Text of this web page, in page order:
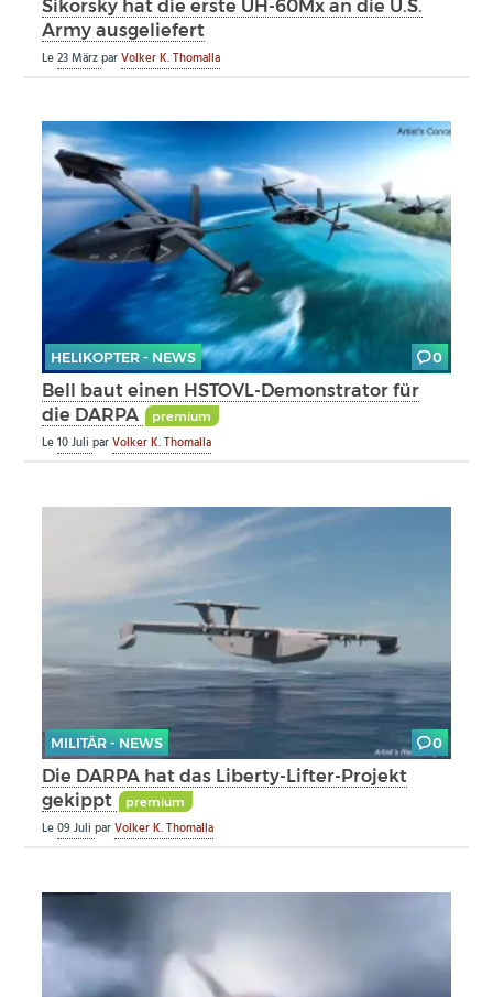
Sikorsky hat die erste UH-60Mx an die U.S.
Army ausgeliefert
Le23 MärzparVolker K. Thomalla
HELIKOPTER - NEWS 0
Bell baut einen HSTOVL-Demonstrator für
die DARPA
premium
Le10 JuliparVolker K. Thomalla
MILITÄR - NEWS 0
Die DARPA hat das Liberty-Lifter-Projekt
gekippt
premium
Le09 JuliparVolker K. Thomalla